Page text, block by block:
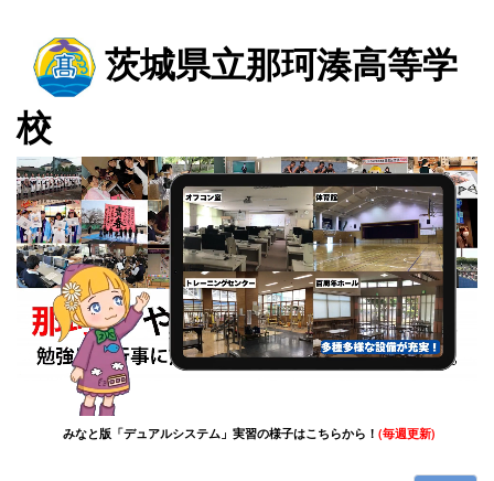
茨城県立那珂湊高等学
校
みなと版「デュアルシステム」実習の様子はこちらから！ (毎週更新)